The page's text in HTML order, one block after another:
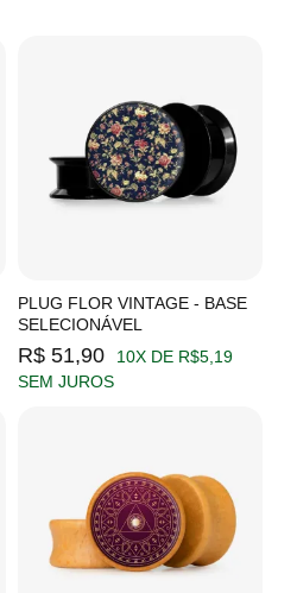
PLUG FLOR VINTAGE - BASE
SELECIONÁVEL
R$ 51,90
10X DE R$5,19
SEM JUROS